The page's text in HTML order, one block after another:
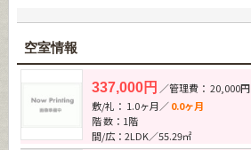
空室情報
337,000円 ／管理費： 20,000円
敷/礼： 1.0ヶ月／0.0ヶ月
階 数：1階
間/広：2LDK／55.29㎡